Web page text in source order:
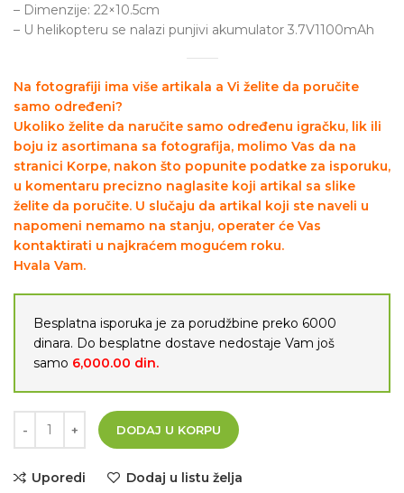
– Dimenzije: 22×10.5cm
– U helikopteru se nalazi punjivi akumulator 3.7V1100mAh
Na fotografiji ima više artikala a Vi želite da poručite
samo određeni?
Ukoliko želite da naručite samo određenu igračku, lik ili
boju iz asortimana sa fotografija, molimo Vas da na
stranici Korpe, nakon što popunite podatke za isporuku,
u komentaru precizno naglasite koji artikal sa slike
želite da poručite. U slučaju da artikal koji ste naveli u
napomeni nemamo na stanju, operater će Vas
kontaktirati u najkraćem mogućem roku.
Hvala Vam.
Besplatna isporuka je za porudžbine preko 6000
dinara. Do besplatne dostave nedostaje Vam još
samo 6,000.00 din.
DODAJ U KORPU
Uporedi Dodaj u listu želja